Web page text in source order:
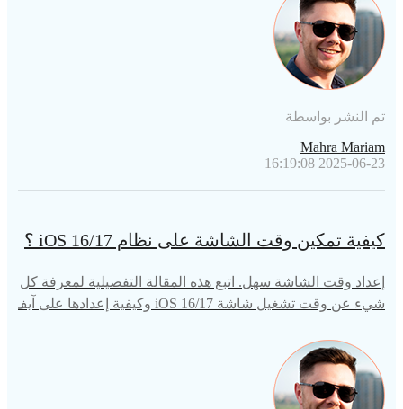
تم النشر بواسطة
Mahra Mariam
2025-06-23 16:19:08
كيفية تمكين وقت الشاشة على نظام iOS 16/17 ؟
إعداد وقت الشاشة سهل. اتبع هذه المقالة التفصيلية لمعرفة كل
شيء عن وقت تشغيل شاشة iOS 16/17 وكيفية إعدادها على آيف